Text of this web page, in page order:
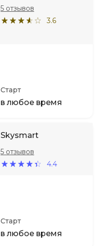
3.6
5 отзывов
Старт
в любое время
Skysmart
4.4
5 отзывов
Старт
в любое время